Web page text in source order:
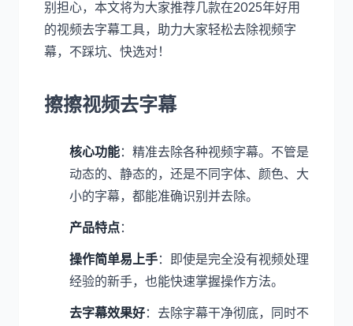
别担心，本文将为大家推荐几款在2025年好用
的视频去字幕工具，助力大家轻松去除视频字
幕，不踩坑、快选对！
擦擦视频去字幕
核心功能：精准去除各种视频字幕。不管是
动态的、静态的，还是不同字体、颜色、大
小的字幕，都能准确识别并去除。
产品特点：
操作简单易上手：即使是完全没有视频处理
经验的新手，也能快速掌握操作方法。
去字幕效果好：去除字幕干净彻底，同时不